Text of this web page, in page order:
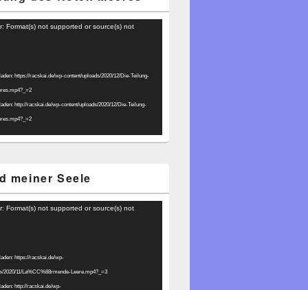
Format(s) not supported or source(s) not
https://racskai.de/wp-content/uploads/2020/12/Die-Teilung-
http://racskai.de/wp-content/uploads/2020/12/Die-Teilung-
meiner Seele
Format(s) not supported or source(s) not
https://racskai.de/wp-
2020/11/La%CC%88rmende-Leere.mp4?_=3
http://racskai.de/wp-